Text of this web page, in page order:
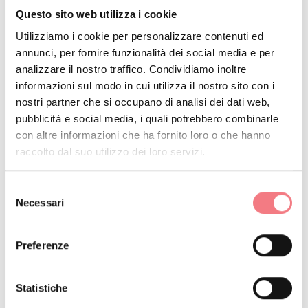
Questo sito web utilizza i cookie
Utilizziamo i cookie per personalizzare contenuti ed
annunci, per fornire funzionalità dei social media e per
analizzare il nostro traffico. Condividiamo inoltre
informazioni sul modo in cui utilizza il nostro sito con i
nostri partner che si occupano di analisi dei dati web,
pubblicità e social media, i quali potrebbero combinarle
con altre informazioni che ha fornito loro o che hanno
raccolto dal suo utilizzo dei loro servizi.
delNecessari
Preferenze
Statistiche
Maggiori informazioni
Curiosità e consigli
Così descriveva Giosuè Carducci il
Valcomelico? Adotta una mucca di
In Comelico Superiore il Carnevale è